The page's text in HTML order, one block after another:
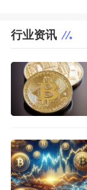
行业资讯